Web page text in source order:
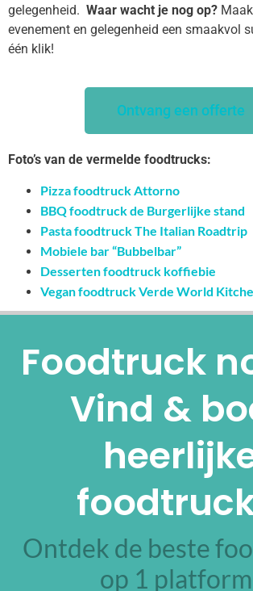
gelegenheid. Waar wacht je nog op?
evenement en gelegenheid een smaakvol
één klik!
Ontvang een offerte
Foto’s van de vermelde foodtrucks:
Pizza foodtruck Attorno
BBQ foodtruck de Burgerlijke stand
Pasta foodtruck The Italian Roadtrip
Mobiele bar “Bubbelbar”
Desserten foodtruck koffiebie
Vegan foodtruck Verde World
Foodtruck
Vind &
Ontdek de beste
op 1